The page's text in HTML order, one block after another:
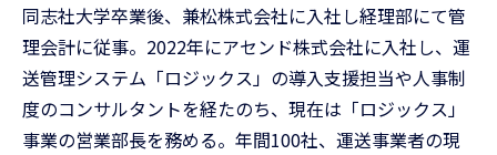
同志社大学卒業後、兼松株式会社に入社し経理部にて管
理会計に従事。2022年にアセンド株式会社に入社し、運
送管理システム「ロジックス」の導入支援担当や人事制
度のコンサルタントを経たのち、現在は「ロジックス」
事業の営業部長を務める。年間100社、運送事業者の現